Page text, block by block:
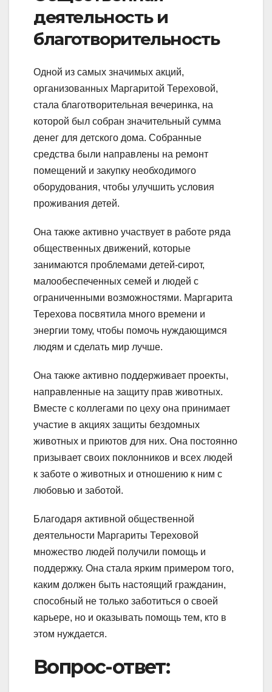
деятельность и
благотворительность
Одной из самых значимых акций,
организованных Маргаритой Тереховой,
стала благотворительная вечеринка, на
которой был собран значительный сумма
денег для детского дома. Собранные
средства были направлены на ремонт
помещений и закупку необходимого
оборудования, чтобы улучшить условия
проживания детей.
Она также активно участвует в работе ряда
общественных движений, которые
занимаются проблемами детей-сирот,
малообеспеченных семей и людей с
ограниченными возможностями. Маргарита
Терехова посвятила много времени и
энергии тому, чтобы помочь нуждающимся
людям и сделать мир лучше.
Она также активно поддерживает проекты,
направленные на защиту прав животных.
Вместе с коллегами по цеху она принимает
участие в акциях защиты бездомных
животных и приютов для них. Она постоянно
призывает своих поклонников и всех людей
к заботе о животных и отношению к ним с
любовью и заботой.
Благодаря активной общественной
деятельности Маргариты Тереховой
множество людей получили помощь и
поддержку. Она стала ярким примером того,
каким должен быть настоящий гражданин,
способный не только заботиться о своей
карьере, но и оказывать помощь тем, кто в
этом нуждается.
Вопрос-ответ: